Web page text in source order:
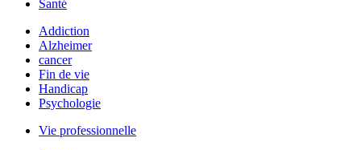
Santé
Addiction
Alzheimer
cancer
Fin de vie
Handicap
Psychologie
Vie professionnelle